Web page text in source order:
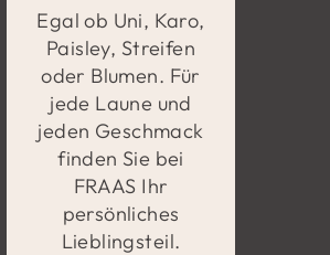
Egal ob Uni, Karo,
Paisley, Streifen
oder Blumen. Für
jede Laune und
jeden Geschmack
finden Sie bei
FRAAS Ihr
persönliches
Lieblingsteil.